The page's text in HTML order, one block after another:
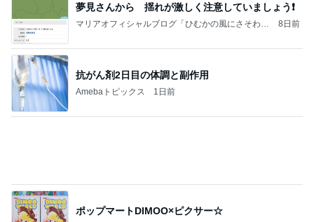
夢見さんから 揺れが激しく注意していましょう❗️
マリアオフィシャルブログ「ひむかの風にさそわれ
8日前
抗がん剤2日目の体調と副作用
Amebaトピックス 1日前